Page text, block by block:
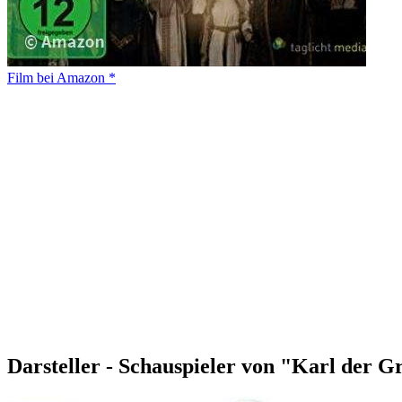
Film bei Amazon *
Darsteller - Schauspieler von "Karl der